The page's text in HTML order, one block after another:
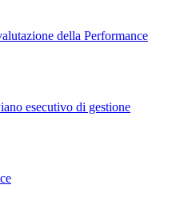
della Performance
esecutivo di gestione